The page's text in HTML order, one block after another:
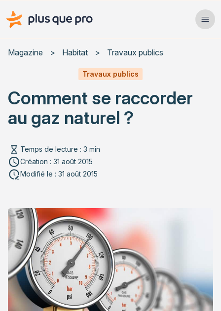
Plus que pro Mag'
Services
Actualités
Rechercher un article
Magazine > Habitat > Travaux publics
Travaux publics
Comment se raccorder
au gaz naturel ?
Temps de lecture : 3 min
Création : 31 août 2015
Modifié le : 31 août 2015